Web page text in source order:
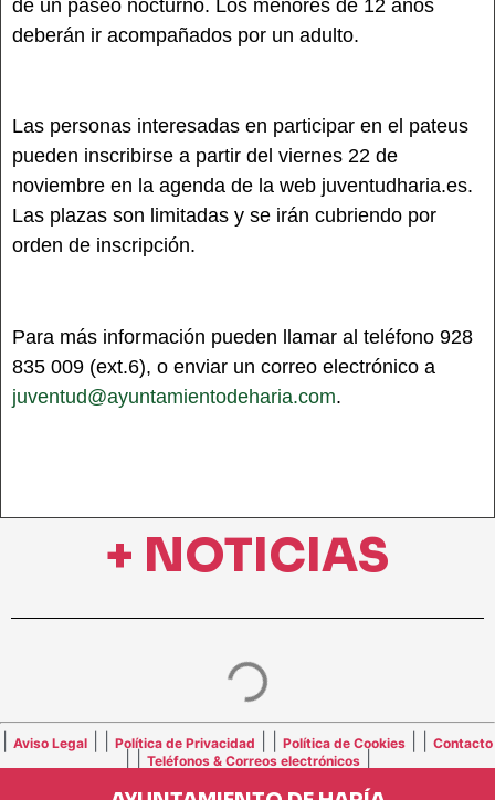
de un paseo nocturno. Los menores de 12 años
deberán ir acompañados por un adulto.
Las personas interesadas en participar en el pateus
pueden inscribirse a partir del viernes 22 de
noviembre en la agenda de la web juventudharia.es.
Las plazas son limitadas y se irán cubriendo por
orden de inscripción.
Para más información pueden llamar al teléfono 928
835 009 (ext.6), o enviar un correo electrónico a
juventud@ayuntamientodeharia.com.
+ NOTICIAS
Aviso Legal Política de Privacidad Política de Cookies Contacto
Teléfonos & Correos electrónicos|